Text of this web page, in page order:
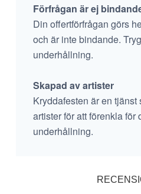
Förfrågan är ej
Din offertförfrågan görs
och är inte bindande.
underhållning.
Skapad av artister
Kryddafesten är en tjänst
artister för att förenkla för
underhållning.